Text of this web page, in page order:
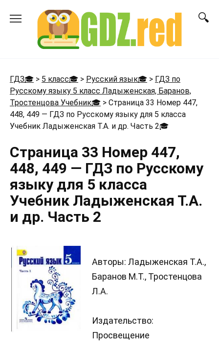
ГДЗ🎓 > 5 класс🎓 > Русский язык🎓 > ГДЗ по
Русскому языку 5 класс Ладыженская, Баранов,
Тростенцова Учебник🎓 > Страница 33 Номер 447,
448, 449 — ГДЗ по Русскому языку для 5 класса
Учебник Ладыженская Т.А. и др. Часть 2🎓
Страница 33 Номер 447,
448, 449 — ГДЗ по Русскому
языку для 5 класса
Учебник Ладыженская Т.А.
и др. Часть 2
Авторы: Ладыженская Т.А.,
Баранов М.Т., Тростенцова
Л.А.
Издательство:
Просвещение